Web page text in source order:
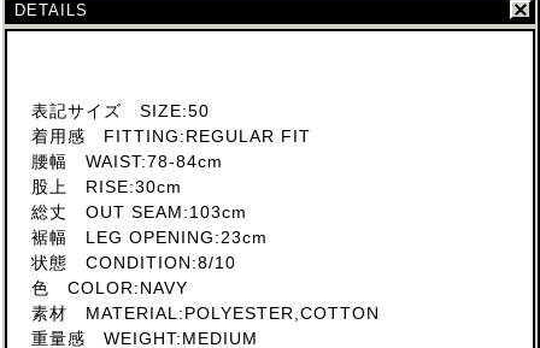
DETAILS
表記サイズ SIZE:50
着用感 FITTING:REGULAR FIT
腰幅 WAIST:78-84cm
股上 RISE:30cm
総丈 OUT SEAM:103cm
裾幅 LEG OPENING:23cm
状態 CONDITION:8/10
色 COLOR:NAVY
素材 MATERIAL:POLYESTER,COTTON
重量感 WEIGHT:MEDIUM